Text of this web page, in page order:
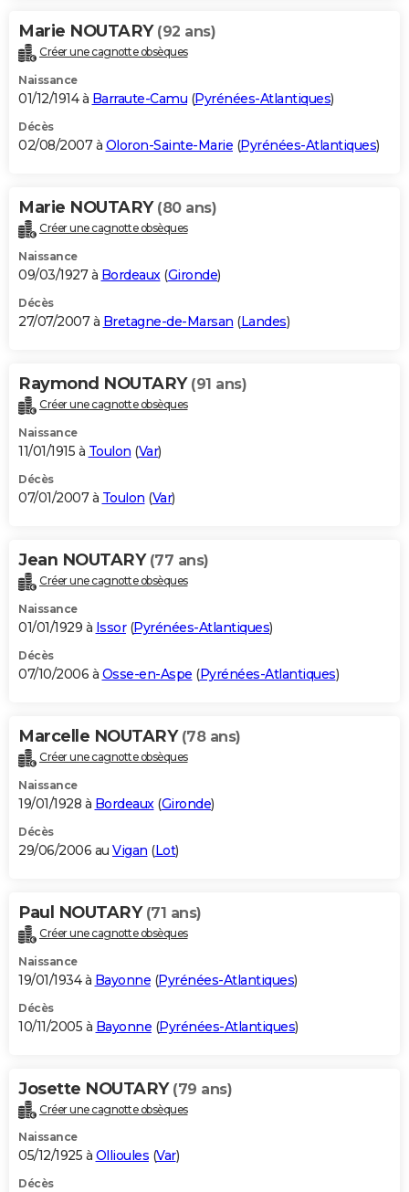
Marie NOUTARY (92 ans)
Créer une cagnotte obsèques
Naissance
01/12/1914 à Barraute-Camu (Pyrénées-Atlantiques)
Décès
02/08/2007 à Oloron-Sainte-Marie (Pyrénées-Atlantiques)
Marie NOUTARY (80 ans)
Créer une cagnotte obsèques
Naissance
09/03/1927 à Bordeaux(Gironde)
Décès
27/07/2007 à Bretagne-de-Marsan (Landes)
Raymond NOUTARY (91 ans)
Créer une cagnotte obsèques
Naissance
11/01/1915 à Toulon (Var)
Décès
07/01/2007 à Toulon (Var)
Jean NOUTARY (77 ans)
Créer une cagnotte obsèques
Naissance
01/01/1929 à Issor(Pyrénées-Atlantiques)
Décès
07/10/2006 à Osse-en-Aspe (Pyrénées-Atlantiques)
Marcelle NOUTARY (78 ans)
Créer une cagnotte obsèques
Naissance
19/01/1928 à Bordeaux(Gironde)
Décès
29/06/2006 au Vigan (Lot)
Paul NOUTARY (71 ans)
Créer une cagnotte obsèques
Naissance
19/01/1934 à Bayonne (Pyrénées-Atlantiques)
Décès
10/11/2005 à Bayonne (Pyrénées-Atlantiques)
Josette NOUTARY (79 ans)
Créer une cagnotte obsèques
Naissance
05/12/1925 à Ollioules (Var)
Décès